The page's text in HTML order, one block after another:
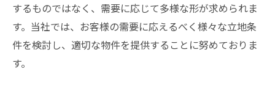
するものではなく、需要に応じて多様な形が求められま
す。当社では、お客様の需要に応えるべく様々な立地条
件を検討し、適切な物件を提供することに努めておりま
す。